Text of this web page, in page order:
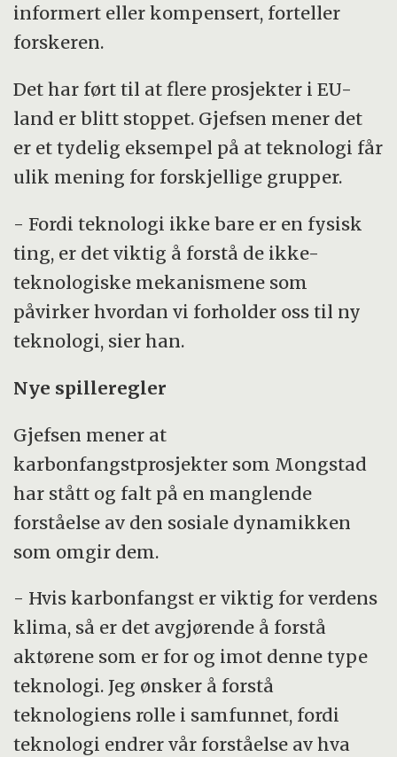
informert eller kompensert, forteller
forskeren.
Det har ført til at flere prosjekter i EU-
land er blitt stoppet. Gjefsen mener det
er et tydelig eksempel på at teknologi får
ulik mening for forskjellige grupper.
- Fordi teknologi ikke bare er en fysisk
ting, er det viktig å forstå de ikke-
teknologiske mekanismene som
påvirker hvordan vi forholder oss til ny
teknologi, sier han.
Nye spilleregler
Gjefsen mener at
karbonfangstprosjekter som Mongstad
har stått og falt på en manglende
forståelse av den sosiale dynamikken
som omgir dem.
- Hvis karbonfangst er viktig for verdens
klima, så er det avgjørende å forstå
aktørene som er for og imot denne type
teknologi. Jeg ønsker å forstå
teknologiens rolle i samfunnet, fordi
teknologi endrer vår forståelse av hva